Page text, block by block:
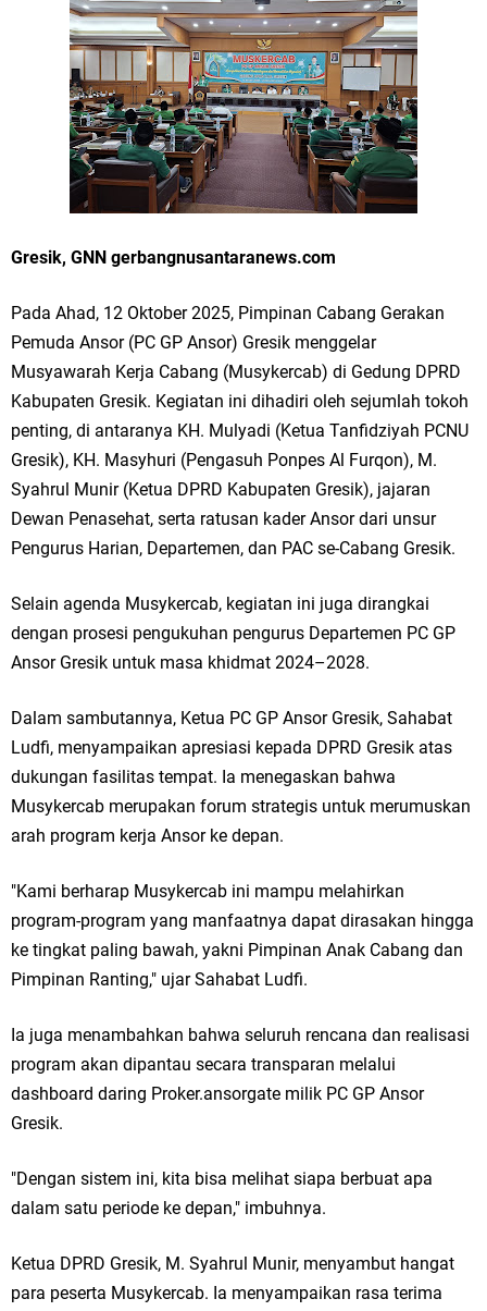
Tumpeng Nasi Krawu Pecahkan Rekor MURI, KWGe Angkat Kuliner
Gresik ke Panggung Dunia
FOZ Jatim, BAZNAS, dan Kemenag Salurkan 22.456 Bingkisan Lebaran
Yatim Serentak di Berbagai Daerah di Jawa Timur
Optik Merlin Donasikan Rp10,36 Juta, Perkuat Keberlanjutan Program
JKNN
Ruwatan Malam Satu Suro di Dusun Kedungsekar Lor, Tradisi Luhur
yang Terus Istiqomah
Ketua DPD Golkar Gresik Wongso Negoro Sambut Tahun Baru Islam
1448 H dengan Doa Kedamaian
Wakil Ketua DPRD Gresik Mujid Riduan Sampaikan Doa dan Harapan di
Tahun Baru Islam 1448 H
PDUF MUI Jatim Gelar Doa Awal Tahun Hijriah, Teguhkan Optimisme
Menuju Indonesia Emas 2045
Aspirasi Petani dan Warga
Hari Jadi Pertama PHIGMA: Advokat dan LBH Perkuat Soliditas di
Pemdes Cibanteng Salurkan PMT: Cegah Stunting, Perkuat Gizi Balita
dan Ibu Hamil Narasi
Kembangkan Warung Bu Wiwik
Gresik, GNN gerbangnusantaranews.com
Pada Ahad, 12 Oktober 2025, Pimpinan Cabang Gerakan
Pemuda Ansor (PC GP Ansor) Gresik menggelar
Musyawarah Kerja Cabang (Musykercab) di Gedung DPRD
Kabupaten Gresik. Kegiatan ini dihadiri oleh sejumlah tokoh
penting, di antaranya KH. Mulyadi (Ketua Tanfidziyah PCNU
Gresik), KH. Masyhuri (Pengasuh Ponpes Al Furqon), M.
Syahrul Munir (Ketua DPRD Kabupaten Gresik), jajaran
Dewan Penasehat, serta ratusan kader Ansor dari unsur
Pengurus Harian, Departemen, dan PAC se-Cabang Gresik.
Selain agenda Musykercab, kegiatan ini juga dirangkai
dengan prosesi pengukuhan pengurus Departemen PC GP
Ansor Gresik untuk masa khidmat 2024–2028.
Dalam sambutannya, Ketua PC GP Ansor Gresik, Sahabat
Ludfi, menyampaikan apresiasi kepada DPRD Gresik atas
dukungan fasilitas tempat. Ia menegaskan bahwa
Musykercab merupakan forum strategis untuk merumuskan
arah program kerja Ansor ke depan.
"Kami berharap Musykercab ini mampu melahirkan
program-program yang manfaatnya dapat dirasakan hingga
ke tingkat paling bawah, yakni Pimpinan Anak Cabang dan
Pimpinan Ranting," ujar Sahabat Ludfi.
Ia juga menambahkan bahwa seluruh rencana dan realisasi
program akan dipantau secara transparan melalui
dashboard daring Proker.ansorgate milik PC GP Ansor
Gresik.
"Dengan sistem ini, kita bisa melihat siapa berbuat apa
dalam satu periode ke depan," imbuhnya.
Ketua DPRD Gresik, M. Syahrul Munir, menyambut hangat
para peserta Musykercab. Ia menyampaikan rasa terima